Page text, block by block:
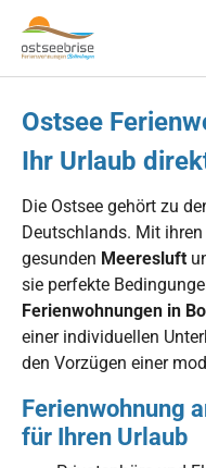
Skip to main navigation
Zum Hauptinhalt springen
Skip to page footer
Ostsee
Ihr Urlaub
Die Ostsee gehört zu
Deutschlands. Mit
gesunden Meeresluft
sie perfekte
Ferienwohnungen in
einer individuellen
den Vorzügen einer
Ferienwohnung
für Ihren Urlaub